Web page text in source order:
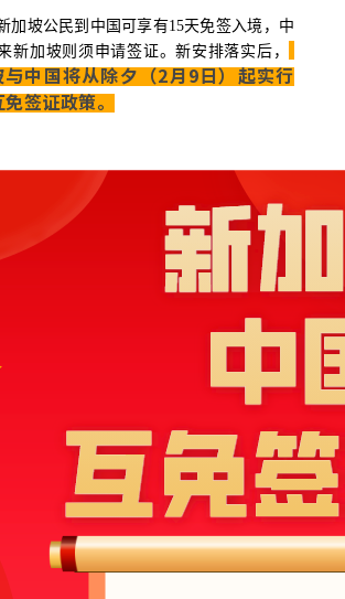
加坡公民到中国可享有15天免签入境，中
新加坡则须申请签证。新安排落实后，
与中国将从除夕（2月9日）起实行
签证政策。